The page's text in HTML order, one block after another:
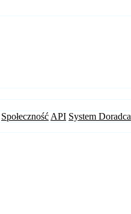
Społeczność API System Doradca